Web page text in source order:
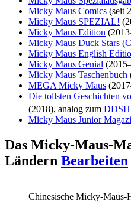
Micky Maus Comics (seit
Micky Maus SPEZIAL!
Micky Maus Edition
Micky Maus Duck Stars
Micky Maus English
Micky Maus Genial
Micky Maus Taschenbuch
MEGA Micky Maus
Die tollsten Geschichten
(2018), analog zum DDSH
Micky Maus Junior
Das Micky-Maus-
Ländern Bearbeiten
Chinesische Micky-Maus-